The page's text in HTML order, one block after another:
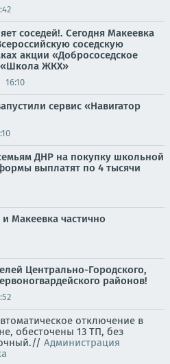
соседей!. Сегодня Макеевка
соседскую
акции «Добрососедское
«Школа ЖКХ»
16:10
сервис «Навигатор
ДНР на покупку школьной
выплатят по 4 тысячи
Макеевка частично
Центрально-Городского,
районов!
отключение в
обесточены 13 ТП, без
Администрация